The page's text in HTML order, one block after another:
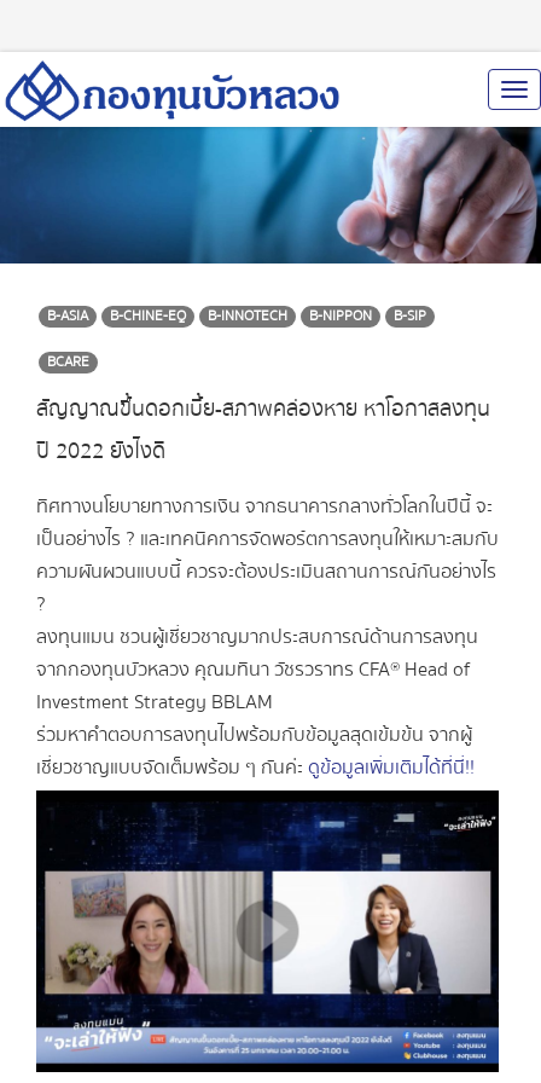
B-ASIA B-CHINE-EQ B-INNOTECH B-NIPPON
B-SIP
BCARE
สัญญาณขึ้นดอกเบี้ย-สภาพคล่องหาย หาโอกาสลงทุน
ปี 2022 ยังไงดี
ทิศทางนโยบายทางการเงิน จากธนาคารกลางทั่วโลกในปีนี้ จะ
เป็นอย่างไร ? และเทคนิคการจัดพอร์ตการลงทุนให้เหมาะสมกับ
ความผันผวนแบบนี้ ควรจะต้องประเมินสถานการณ์กันอย่างไร
?
ลงทุนแมน ชวนผู้เชี่ยวชาญมากประสบการณ์ด้านการลงทุน
จากกองทุนบัวหลวง คุณมทินา วัชรวราทร CFA® Head of
Investment Strategy BBLAM
ร่วมหาคำตอบการลงทุนไปพร้อมกับข้อมูลสุดเข้มข้น จากผู้
เชี่ยวชาญแบบจัดเต็มพร้อม ๆ กันค่ะดูข้อมูลเพิ่มเติมได้ที่นี่!!